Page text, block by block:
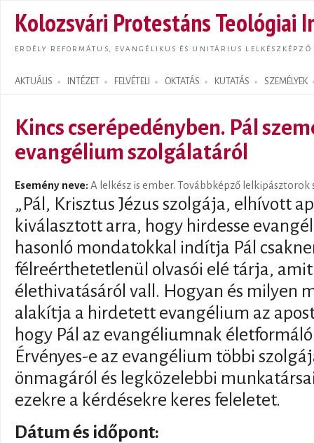
Kolozsvári Protestáns Teológiai
ERDÉLY REFORMÁTUS, EVANGÉLIKUS ÉS UNITÁRIUS LELKÉSZKÉPZŐ
AKTUÁLIS INTÉZET FELVÉTELI OKTATÁS KUTATÁS SZEMÉLYEK
Search form
Kincs cserépedényben. Pál
evangélium szolgálatáról
Esemény neve: A lelkész is ember. Továbbképző lelkipásztorok
„Pál, Krisztus Jézus szolgája, elhívott
kiválasztott arra, hogy hirdesse
hasonló mondatokkal indítja Pál
félreérthetetlenül olvasói elé tárja, amit
élethivatásáról vall. Hogyan és milyen
alakítja a hirdetett evangélium az
hogy Pál az evangéliumnak
Érvényes-e az evangélium többi
önmagáról és legközelebbi
ezekre a kérdésekre keres feleletet.
Dátum és időpont: